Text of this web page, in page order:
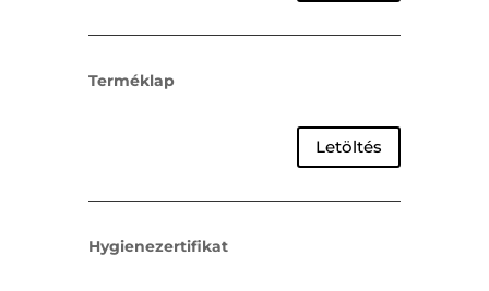
Terméklap
Letöltés
Hygienezertifikat